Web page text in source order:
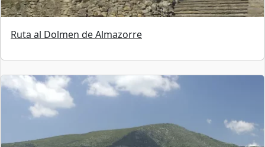
Ruta al Dolmen de Almazorre